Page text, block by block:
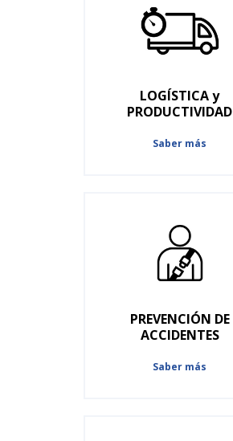
LOGÍSTICA y
PRODUCTIVIDAD
Saber más
PREVENCIÓN DE
ACCIDENTES
Saber más